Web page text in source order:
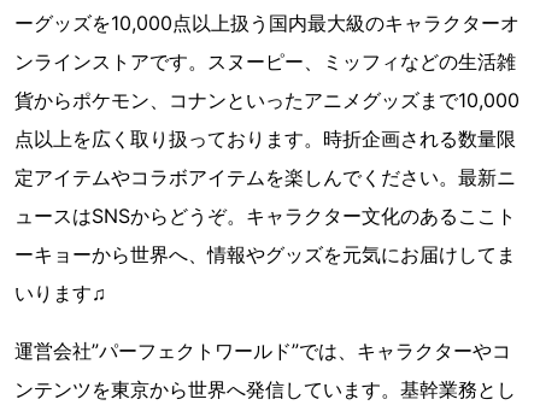
ーグッズを10,000点以上扱う国内最大級のキャラクターオ
ンラインストアです。スヌーピー、ミッフィなどの生活雑
貨からポケモン、コナンといったアニメグッズまで10,000
点以上を広く取り扱っております。時折企画される数量限
定アイテムやコラボアイテムを楽しんでください。最新ニ
ュースはSNSからどうぞ。キャラクター文化のあるここト
ーキョーから世界へ、情報やグッズを元気にお届けしてま
いります♫
運営会社”パーフェクトワールド”では、キャラクターやコ
ンテンツを東京から世界へ発信しています。基幹業務とし